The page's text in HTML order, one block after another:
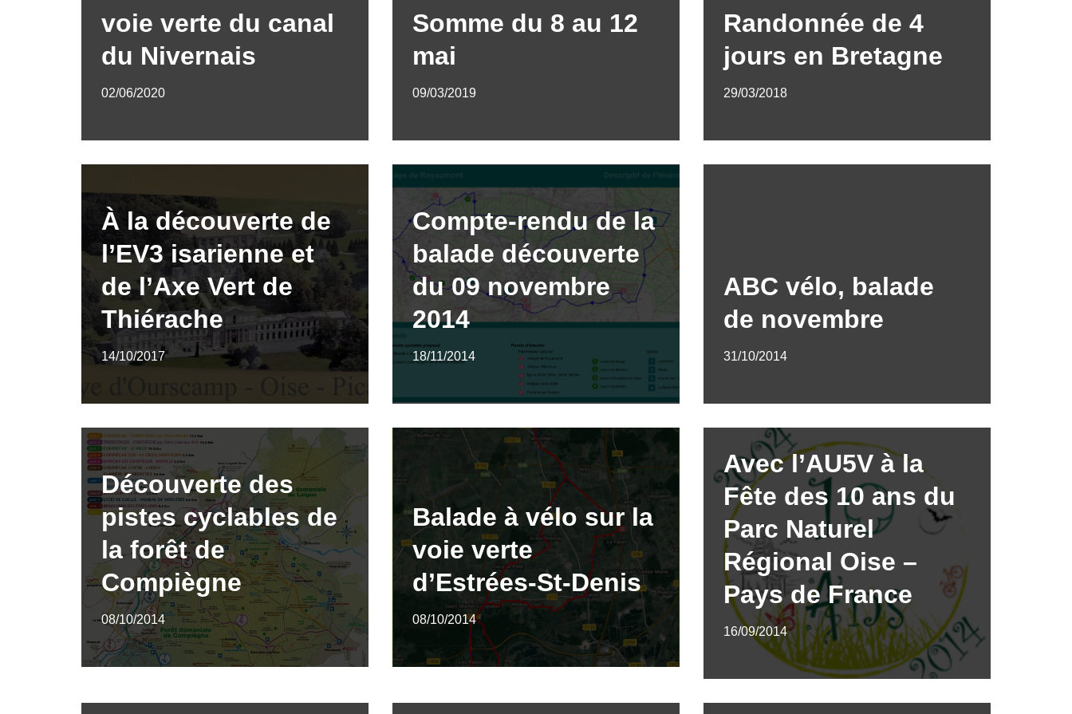
voie verte du canal
du Nivernais
02/06/2020
Somme du 8 au 12
mai
09/03/2019
Randonnée de 4
jours en Bretagne
29/03/2018
À la découverte de
l’EV3 isarienne et
de l’Axe Vert de
Thiérache
14/10/2017
Compte-rendu de la
balade découverte
du 09 novembre
2014
18/11/2014
ABC vélo, balade
de novembre
31/10/2014
Découverte des
pistes cyclables de
la forêt de
Compiègne
08/10/2014
Balade à vélo sur la
voie verte
d’Estrées-St-Denis
08/10/2014
Avec l’AU5V à la
Fête des 10 ans du
Parc Naturel
Régional Oise –
Pays de France
16/09/2014